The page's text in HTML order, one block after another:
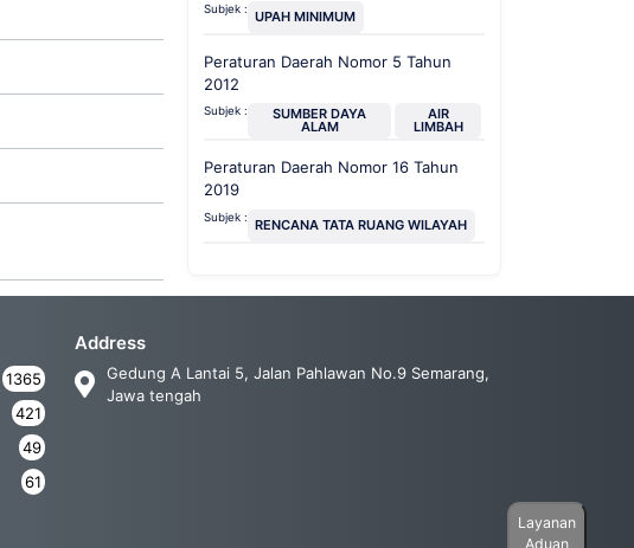
Subjek : UPAH MINIMUM
Peraturan Daerah Nomor 5 Tahun
2012
Subjek : SUMBER DAYA
ALAM
AIR
LIMBAH
Peraturan Daerah Nomor 16 Tahun
2019
Subjek : RENCANA TATA RUANG WILAYAH
1365
421
49
61
Address
Gedung A Lantai 5, Jalan Pahlawan No.9 Semarang,
Jawa tengah
Layanan
Aduan